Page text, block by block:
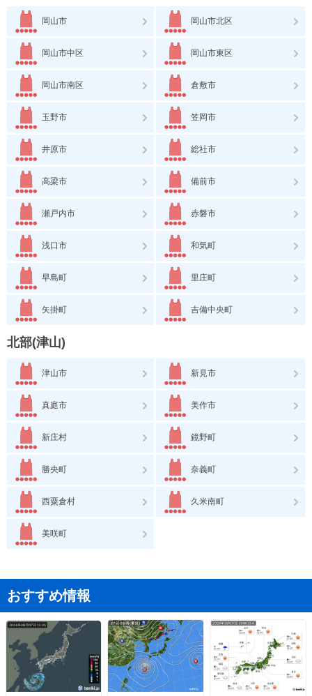
岡山市 岡山市北区
岡山市中区 岡山市東区
岡山市南区 倉敷市
玉野市 笠岡市
井原市 総社市
高梁市 備前市
瀬戸内市 赤磐市
浅口市 和気町
早島町 里庄町
矢掛町 吉備中央町
北部(津山)
津山市 新見市
真庭市 美作市
新庄村 鏡野町
勝央町 奈義町
西粟倉村 久米南町
美咲町
おすすめ情報